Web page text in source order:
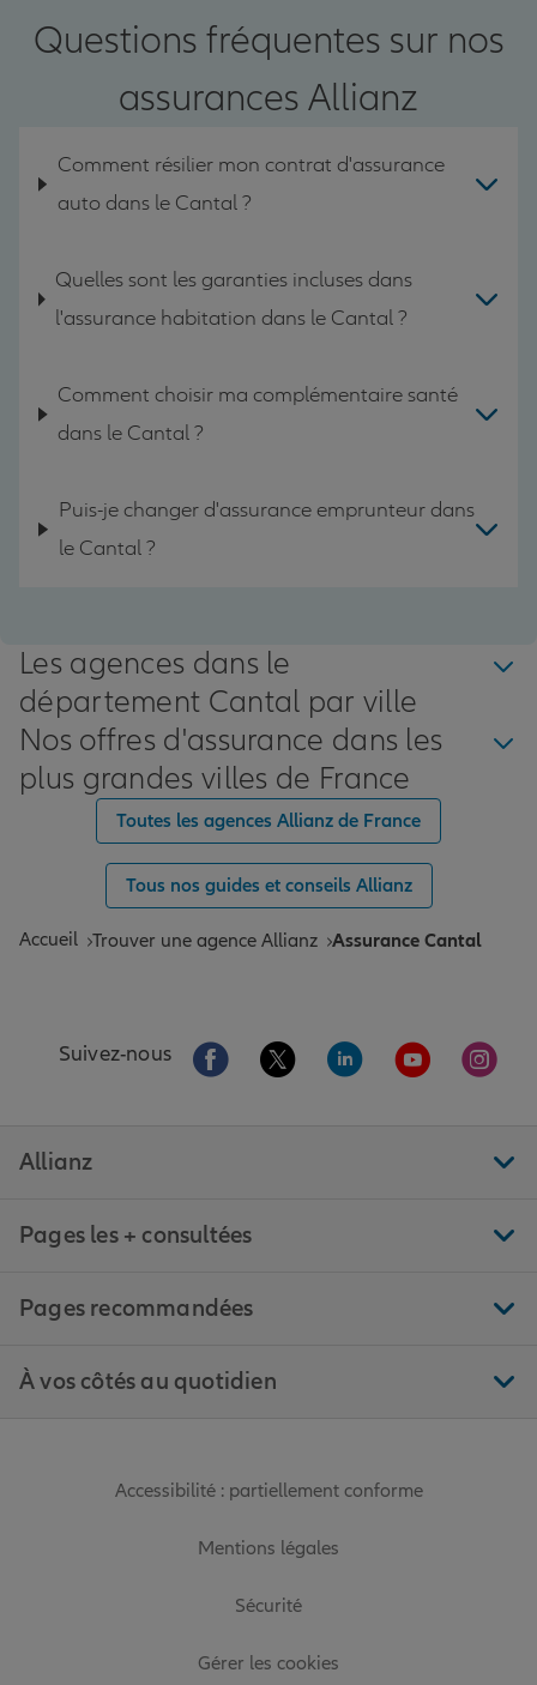
Questions fréquentes sur nos
assurances Allianz
Comment résilier mon contrat d'assurance
auto dans le Cantal ?
Quelles sont les garanties incluses dans
l'assurance habitation dans le Cantal ?
Comment choisir ma complémentaire santé
dans le Cantal ?
Puis-je changer d'assurance emprunteur dans
le Cantal ?
Les agences dans le
département Cantal par ville
Nos offres d'assurance dans les
plus grandes villes de France
Toutes les agences Allianz de France
Tous nos guides et conseils Allianz
Accueil Trouver une agence Allianz Assurance Cantal
Suivez-nous Aller sur la page Facebook de Allianz
Aller sur la page Twitter de
Aller sur la page
Aller sur la
Aller
Allianz
Pages les + consultées
Pages recommandées
À vos côtés au quotidien
Accessibilité : partiellement conforme
Mentions légales
Sécurité
Gérer les cookies